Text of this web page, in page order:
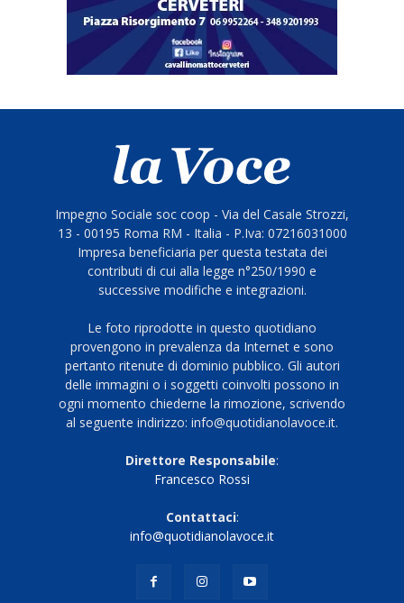
Impegno Sociale soc coop - Via del Casale Strozzi,
13 - 00195 Roma RM - Italia - P.Iva: 07216031000
Impresa beneficiaria per questa testata dei
contributi di cui alla legge n°250/1990 e
successive modifiche e integrazioni.
Le foto riprodotte in questo quotidiano
provengono in prevalenza da Internet e sono
pertanto ritenute di dominio pubblico. Gli autori
delle immagini o i soggetti coinvolti possono in
ogni momento chiederne la rimozione, scrivendo
al seguente indirizzo: info@quotidianolavoce.it.
Direttore Responsabile:
Francesco Rossi
Contattaci:
info@quotidianolavoce.it